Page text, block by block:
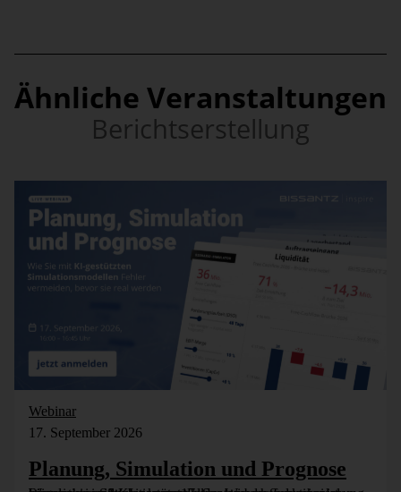
Ähnliche Veranstaltungen
Berichtserstellung
Webinar
17. September 2026
Planung, Simulation und Prognose